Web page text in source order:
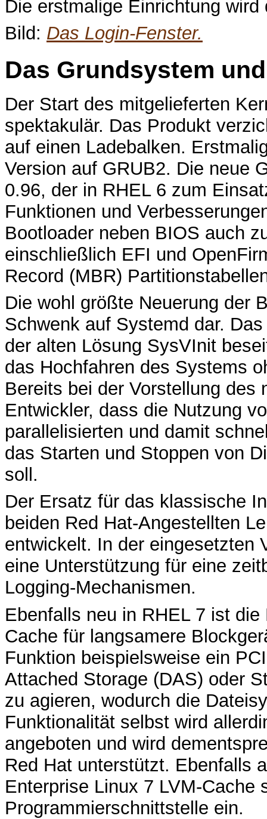
Die erstmalige Einrichtung
Bild: Das Login-Fenster.
Das Grundsystem
Der Start des mitgelieferten
spektakulär. Das Produkt
auf einen Ladebalken.
Version auf GRUB2. Die neue
0.96, der in RHEL 6 zum
Funktionen und
Bootloader neben BIOS auch
einschließlich EFI und
Record (MBR)
Die wohl größte Neuerung der
Schwenk auf Systemd dar.
der alten Lösung SysVInit
das Hochfahren des Systems
Bereits bei der Vorstellung des
Entwickler, dass die Nutzung
parallelisierten und damit
das Starten und Stoppen von
soll.
Der Ersatz für das klassische
beiden Red Hat-Angestellten
entwickelt. In der eingesetzten
eine Unterstützung für eine
Logging-Mechanismen.
Ebenfalls neu in RHEL 7 ist
Cache für langsamere
Funktion beispielsweise ein
Attached Storage (DAS) oder
zu agieren, wodurch die
Funktionalität selbst wird
angeboten und wird
Red Hat unterstützt. Ebenfalls
Enterprise Linux 7 LVM-Cache
Programmierschnittstelle ein.